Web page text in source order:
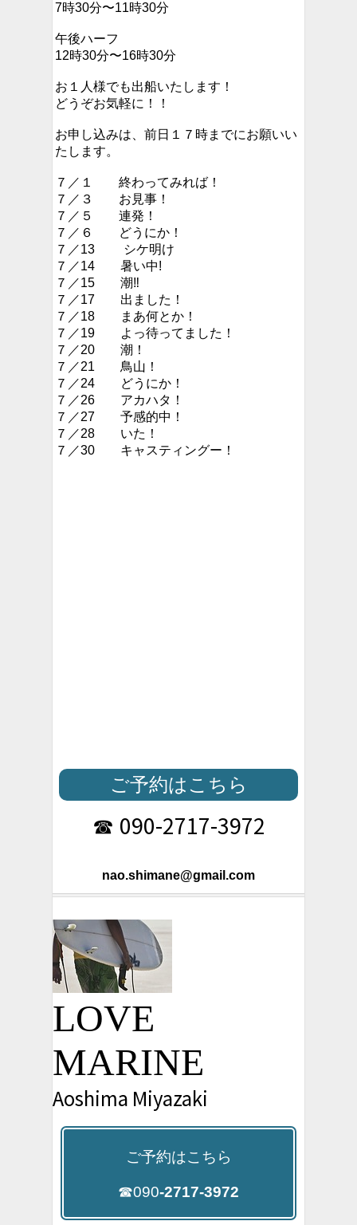
7時30分〜11時30分
午後ハーフ
12時30分〜16時30分
お１人様でも出船いたします！
どうぞお気軽に！！
お申し込みは、前日１７時までにお願いい
たします。
７／１ 終わってみれば！
７／３ お見事！
７／５ 連発！
７／６ どうにか！
７／13 シケ明け
７／14 暑い中!
７／15 潮‼︎
７／17 出ました！
７／18 まあ何とか！
７／19 よっ待ってました！
７／20 潮！
７／21 鳥山！
７／24 どうにか！
７／26 アカハタ！
７／27 予感的中！
７／28 いた！
７／30 キャスティングー！
ご予約はこちら
☎ 090-2717-3972
nao.shimane@gmail.com
LOVE
MARINE
Aoshima Miyazaki
ご予約はこちら
☎090-2717-3972